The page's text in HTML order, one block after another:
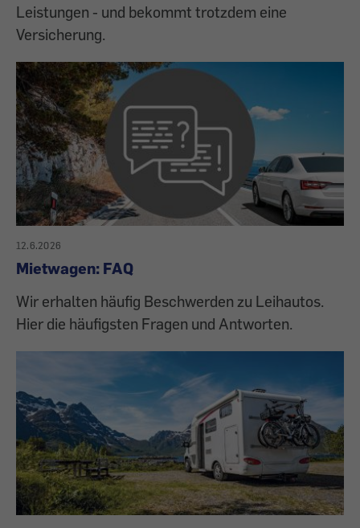
Leistungen - und bekommt trotzdem eine
Versicherung.
12.6.2026
Mietwagen: FAQ
Wir erhalten häufig Beschwerden zu Leihautos.
Hier die häufigsten Fragen und Antworten.